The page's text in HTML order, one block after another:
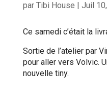
par Tibi House Juil
Ce samedi c’était la
Sortie de l’atelier par
pour aller vers Volvic.
nouvelle tiny.